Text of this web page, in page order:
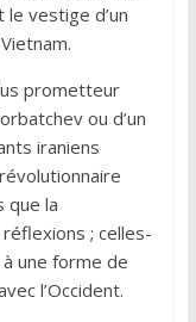
vestige d’un
prometteur
ou d’un
iraniens
que la
; celles-
une forme de
l’Occident.